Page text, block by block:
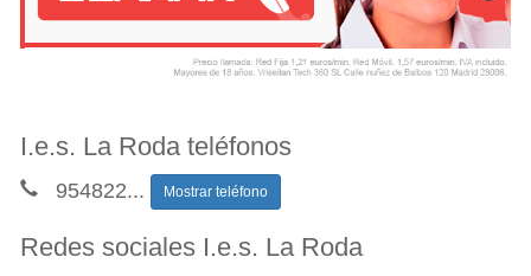
I.e.s. La Roda teléfonos
954822... Mostrar teléfono
Redes sociales I.e.s. La Roda